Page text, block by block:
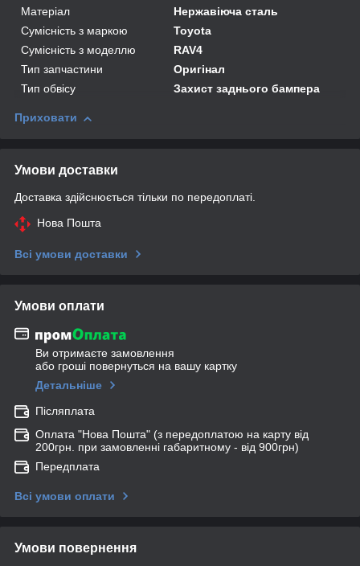
Матеріал
Нержавіюча сталь
Сумісність з маркою
Toyota
Сумісність з моделлю
RAV4
Тип запчастини
Оригінал
Тип обвісу
Захист заднього бампера
Приховати
Умови доставки
Доставка здійснюється тільки по передоплаті.
Нова Пошта
Всі умови доставки
Умови оплати
Ви отримаєте замовлення
або гроші повернуться на вашу картку
Детальніше
Післяплата
Оплата "Нова Пошта" (з передоплатою на карту від
200грн. при замовленні габаритному - від 900грн)
Передплата
Всі умови оплати
Умови повернення